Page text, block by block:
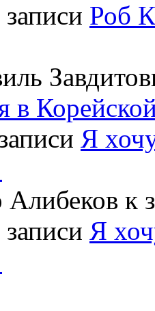
записи Роб
в
Я
Алибеков к
записи Я